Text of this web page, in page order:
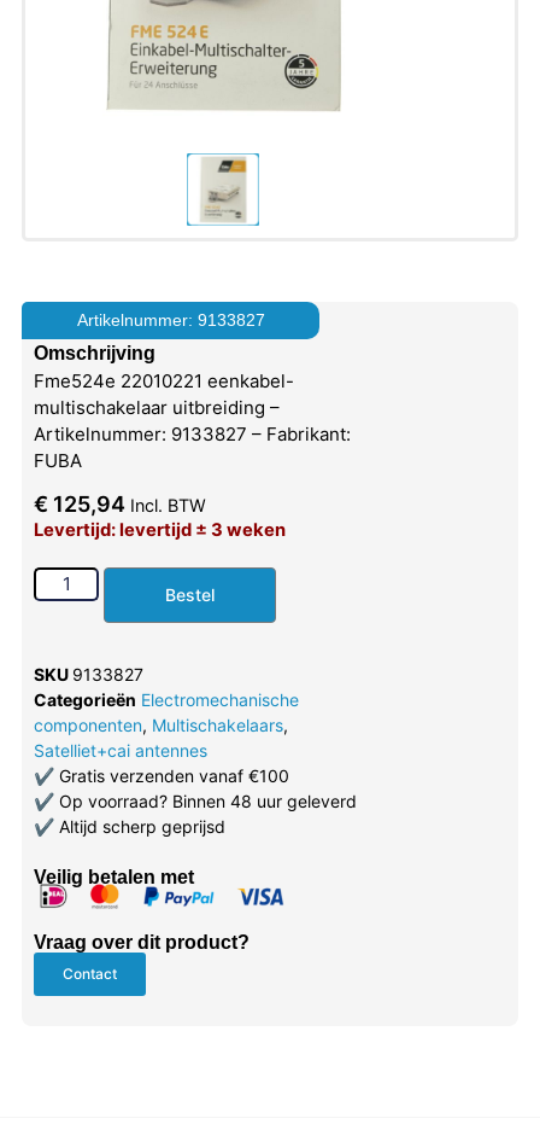
Artikelnummer: 9133827
Omschrijving
Fme524e 22010221 eenkabel-
multischakelaar uitbreiding –
Artikelnummer: 9133827 – Fabrikant:
FUBA
€ 125,94 Incl. BTW
Levertijd: levertijd ± 3 weken
Bestel
SKU 9133827
Categorieën Electromechanische
componenten, Multischakelaars,
Satelliet+cai antennes
✔Gratis verzenden vanaf €100
✔Op voorraad? Binnen 48 uur geleverd
✔Altijd scherp geprijsd
Veilig betalen met
Vraag over dit product?
Contact